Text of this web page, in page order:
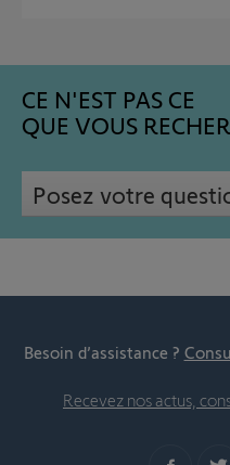
CE N'EST PAS CE
QUE VOUS
Posez votre
Besoin d’assistance ?
Recevez nos actus,